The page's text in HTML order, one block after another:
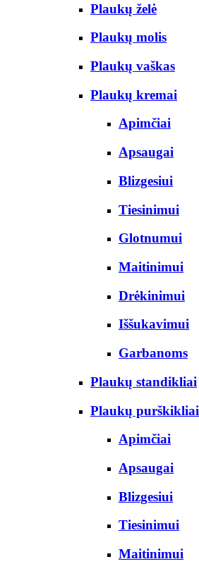
Plaukų želė
Plaukų molis
Plaukų vaškas
Plaukų kremai
Apimčiai
Apsaugai
Blizgesiui
Tiesinimui
Glotnumui
Maitinimui
Drėkinimui
Iššukavimui
Garbanoms
Plaukų standikliai
Plaukų purškikliai
Apimčiai
Apsaugai
Blizgesiui
Tiesinimui
Maitinimui